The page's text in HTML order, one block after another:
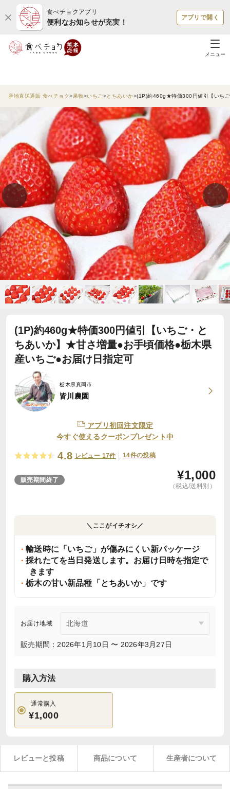
食べチョクアプリ
便利なお知らせが充実！
アプリで開く
メニュー
産地直送通販 食べチョク 果物 いちご とちあいか (1P)約460g★特価300円値引【いち
(1P)約460g★特価300円値引【いちご・と
ちあいか】★甘さ増量●お手頃価格●栃木県
産いちご●お届け日指定可
栃木県真岡市
皆川農園
アプリ初回注文限定
今すぐ使えるクーポンプレゼント中
4.8 レビュー 17件 14件の投稿
販売期間終了 ¥1,000
（税込/送料別）
＼ここがイチオシ／
輸送時に「いちご」が傷みにくい新パッケージ
採れたてを当日発送します。お届け日時を指定で
きます
栃木の甘い新品種「とちあいか」です
お届け地域
販売期間：2026年1月10日 〜 2026年3月27日
購入方法
通常購入
¥1,000
レビューと投稿 商品について 生産者について